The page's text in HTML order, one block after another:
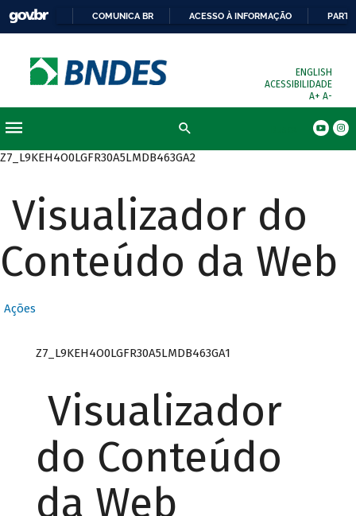
COMUNICA BR ACESSO À INFORMAÇÃO
ENGLISH
ACESSIBILIDADE
A+ A-
Z7_L9KEH4O0LGFR30A5LMDB463GA2
Visualizador do
Conteúdo da Web
Ações
Z7_L9KEH4O0LGFR30A5LMDB463GA1
Visualizador
do Conteúdo
da Web